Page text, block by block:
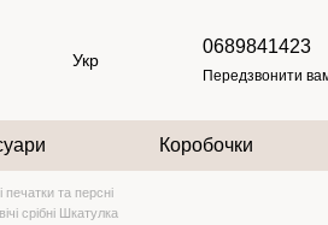
Укр
0689841423
Передзвонити
Коробочки
печатки та персні
срібні Шкатулка